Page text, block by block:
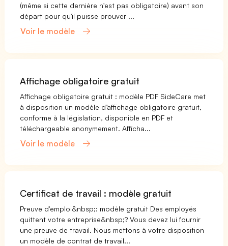
(même si cette dernière n'est pas obligatoire) avant son
départ pour qu'il puisse prouver ...
Voir le modèle
Affichage obligatoire gratuit
Affichage obligatoire gratuit : modèle PDF SideCare met
à disposition un modèle d’affichage obligatoire gratuit,
conforme à la législation, disponible en PDF et
téléchargeable anonymement. Afficha...
Voir le modèle
Certificat de travail : modèle gratuit
Preuve d'emploi&nbsp;: modèle gratuit Des employés
quittent votre entreprise&nbsp;? Vous devez lui fournir
une preuve de travail. Nous mettons à votre disposition
un modèle de contrat de travail...